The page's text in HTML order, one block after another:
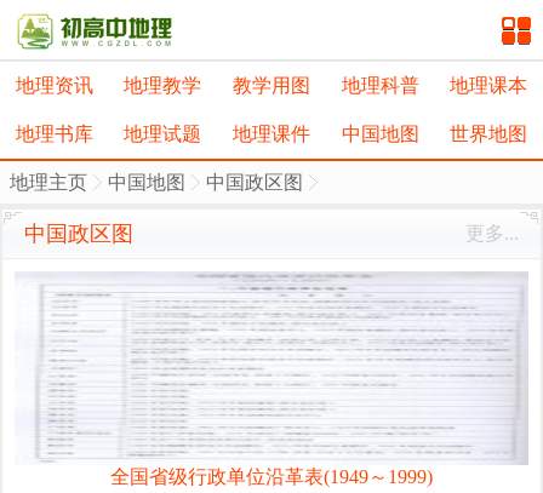
地理资讯 地理教学 教学用图 地理科普 地理课本
地理书库 地理试题 地理课件 中国地图 世界地图
地理主页 中国地图 中国政区图
中国政区图 更多...
全国省级行政单位沿革表(1949～1999)